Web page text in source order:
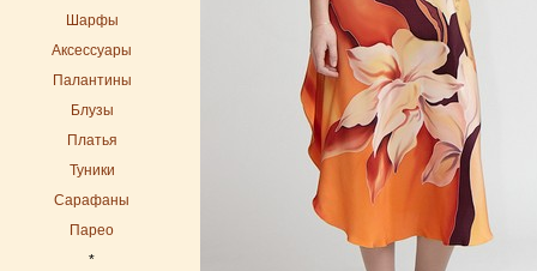
Шарфы
Аксессуары
Палантины
Блузы
Платья
Туники
Сарафаны
Парео
*